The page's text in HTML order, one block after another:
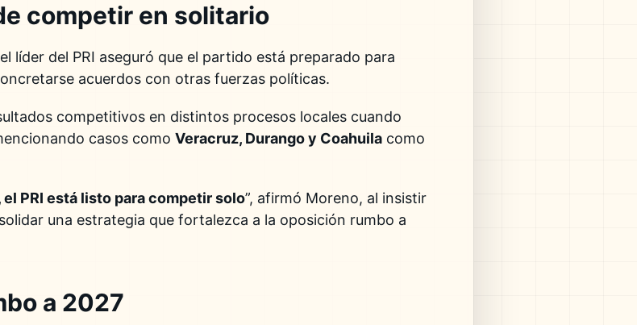
competir en solitario
líder del PRI aseguró que el partido está preparado para
acuerdos con otras fuerzas políticas.
competitivos en distintos procesos locales cuando
casos como Veracruz, Durango y Coahuila como
PRI está listo para competir solo”, afirmó Moreno, al insistir
una estrategia que fortalezca a la oposición rumbo a
a 2027